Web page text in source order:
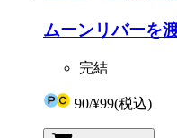
ムーンリバーを
完結
90/¥99(税込)